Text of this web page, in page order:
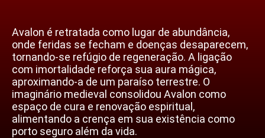
Avalon é retratada como lugar de abundância,
onde feridas se fecham e doenças desaparecem,
tornando-se refúgio de regeneração. A ligação
com imortalidade reforça sua aura mágica,
aproximando-a de um paraíso terrestre. O
imaginário medieval consolidou Avalon como
espaço de cura e renovação espiritual,
alimentando a crença em sua existência como
porto seguro além da vida.